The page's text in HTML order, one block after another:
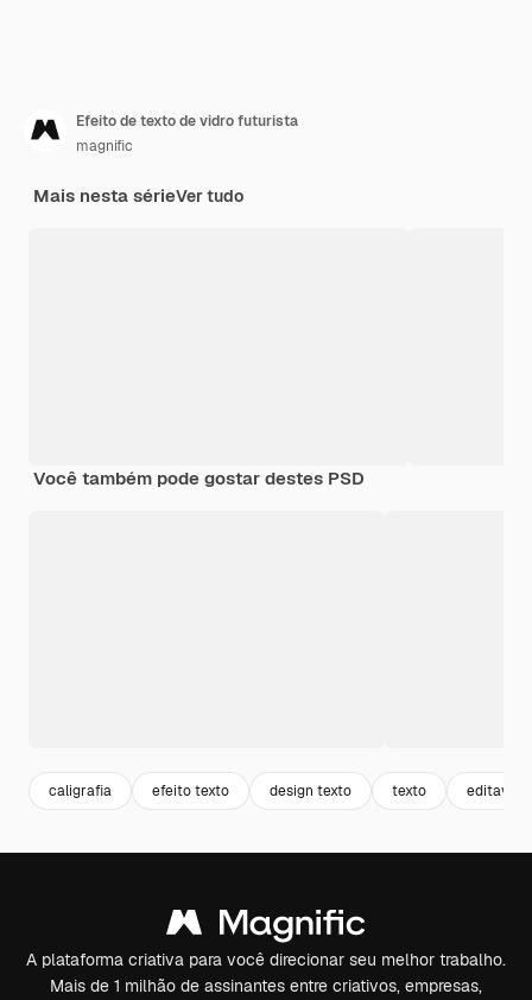
Efeito de texto de vidro futurista
magnific
Mais nesta sérieVer tudo
Você também pode gostar destes PSD
caligrafia efeito texto design texto texto editavel
A plataforma criativa para você direcionar seu melhor trabalho.
Mais de 1 milhão de assinantes entre criativos, empresas,